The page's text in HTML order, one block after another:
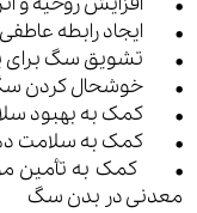
• ایجاد رابطه
• تشویق سگ برای
• خوشحال کردن
• کمک به بهبود
• کمک به سلامت
• کمک به تأمین
معدنی در بدن سگ